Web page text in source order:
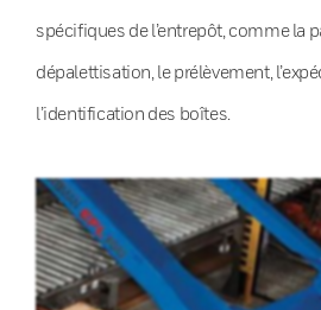
spécifiques de l’entrepôt, comme la
dépalettisation, le prélèvement,
l’identification des boîtes.